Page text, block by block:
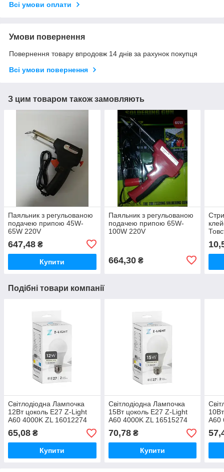
Всі умови оплати
Умови повернення
Повернення товару впродовж 14 днів за рахунок покупця
Всі умови повернення
З цим товаром також замовляють
Паяльник з регульованою
подачею припою 45W-
65W 220V
647,48 ₴
Купити
Паяльник з регульованою
подачею припою 65W-
100W 220V
664,30₴
Подібні товари компанії
Світлодіодна Лампочка
12Вт цоколь Е27 Z-Light
A60 4000K ZL 16012274
65,08 ₴
Купити
Світлодіодна Лампочка
15Вт цоколь Е27 Z-Light
A60 4000K ZL 16515274
70,78₴
Купити
A60